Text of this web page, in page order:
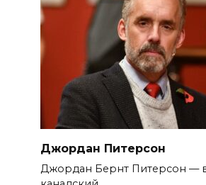
Джордан Питерсон
Джордан Бернт Питерсон —